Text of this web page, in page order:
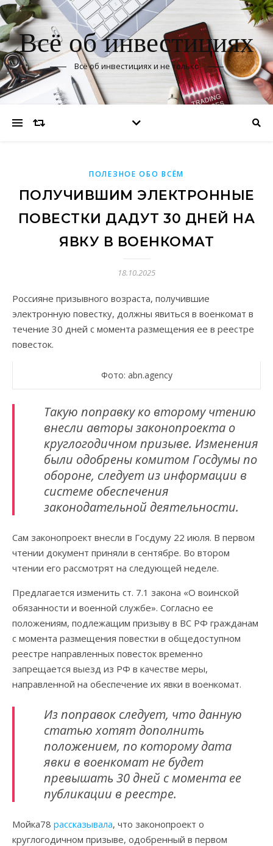
Всё об инвестициях
Всё об инвестициях и не только
ПОЛЕЗНОЕ ОБО ВСЁМ
ПОЛУЧИВШИМ ЭЛЕКТРОННЫЕ
ПОВЕСТКИ ДАДУТ 30 ДНЕЙ НА
ЯВКУ В ВОЕНКОМАТ
18.10.2025
Россияне призывного возраста, получившие
электронную повестку, должны явиться в военкомат в
течение 30 дней с момента размещения ее в реестре
повесток.
Фото: abn.agency
Такую поправку ко второму чтению
внесли авторы законопроекта о
круглогодичном призыве. Изменения
были одобрены комитом Госдумы по
обороне, следует из информации в
системе обеспечения
законодательной деятельности.
Сам законопроект внесли в Госдуму 22 июля. В первом
чтении документ приняли в сентябре. Во втором
чтении его рассмотрят на следующей неделе.
Предлагается изменить ст. 7.1 закона «О воинской
обязанности и военной службе». Согласно ее
положениям, подлежащим призыву в ВС РФ гражданам
с момента размещения повестки в общедоступном
реестре направленных повесток временно
запрещается выезд из РФ в качестве меры,
направленной на обеспечение их явки в военкомат.
Из поправок следует, что данную
статью хотят дополнить
положением, по которому дата
явки в военкомат не будет
превышать 30 дней с момента ее
публикации в реестре.
Мойка78 рассказывала, что законопроект о
круглогодичном призыве, одобренный в первом